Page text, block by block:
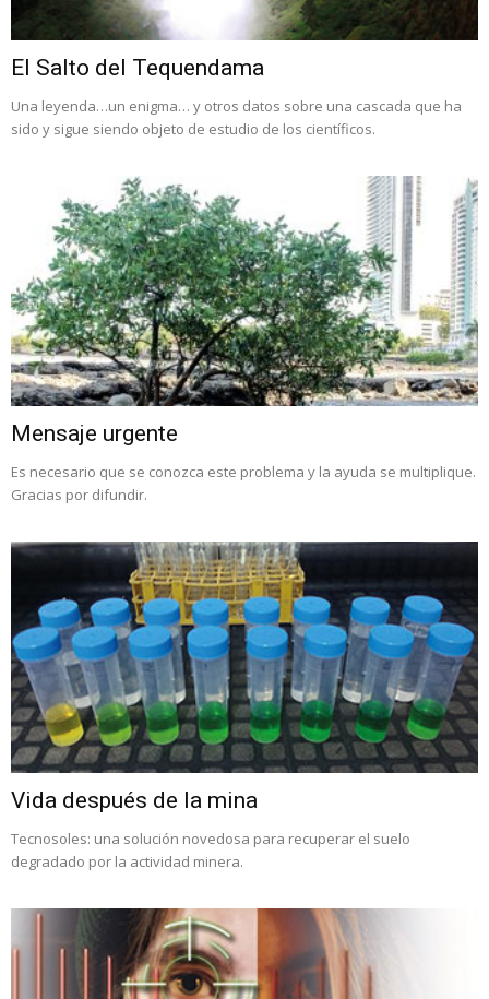
El Salto del Tequendama
Una leyenda…un enigma… y otros datos sobre una cascada que ha
sido y sigue siendo objeto de estudio de los científicos.
Mensaje urgente
Es necesario que se conozca este problema y la ayuda se multiplique.
Gracias por difundir.
Vida después de la mina
Tecnosoles: una solución novedosa para recuperar el suelo
degradado por la actividad minera.